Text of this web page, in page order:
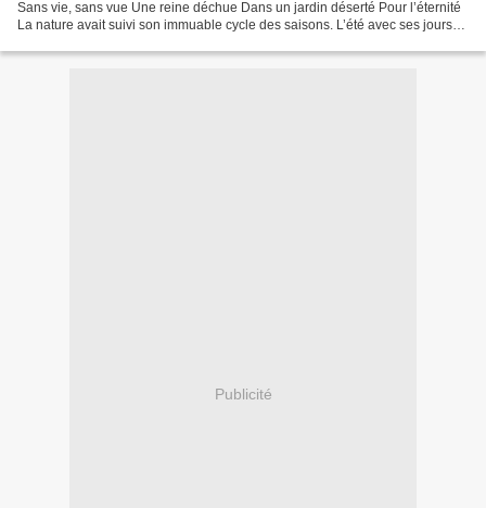
Sans vie, sans vue Une reine déchue Dans un jardin déserté Pour l’éternité
La nature avait suivi son immuable cycle des saisons. L’été avec ses jours
Publicité